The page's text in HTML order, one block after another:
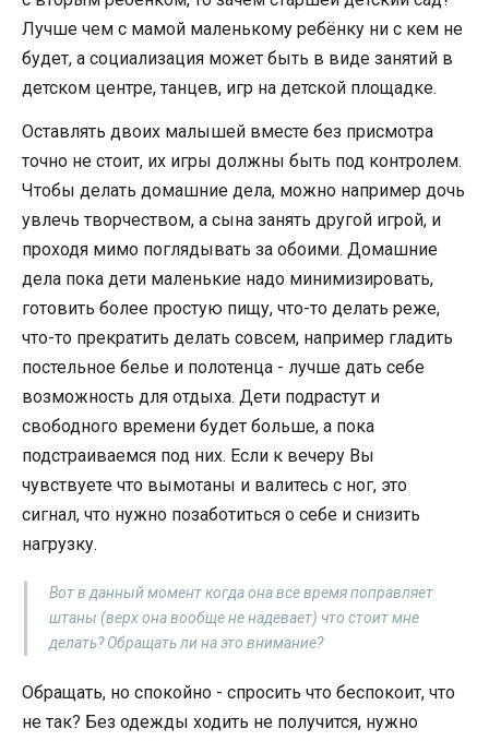
Лучше чем с мамой маленькому ребёнку ни с кем не
будет, а социализация может быть в виде занятий в
детском центре, танцев, игр на детской площадке.
Оставлять двоих малышей вместе без присмотра
точно не стоит, их игры должны быть под контролем.
Чтобы делать домашние дела, можно например дочь
увлечь творчеством, а сына занять другой игрой, и
проходя мимо поглядывать за обоими. Домашние
дела пока дети маленькие надо минимизировать,
готовить более простую пищу, что-то делать реже,
что-то прекратить делать совсем, например гладить
постельное белье и полотенца - лучше дать себе
возможность для отдыха. Дети подрастут и
свободного времени будет больше, а пока
подстраиваемся под них. Если к вечеру Вы
чувствуете что вымотаны и валитесь с ног, это
сигнал, что нужно позаботиться о себе и снизить
нагрузку.
Вот в данный момент когда она все время поправляет
штаны (верх она вообще не надевает) что стоит мне
делать? Обращать ли на это внимание?
Обращать, но спокойно - спросить что беспокоит, что
не так? Без одежды ходить не получится, нужно